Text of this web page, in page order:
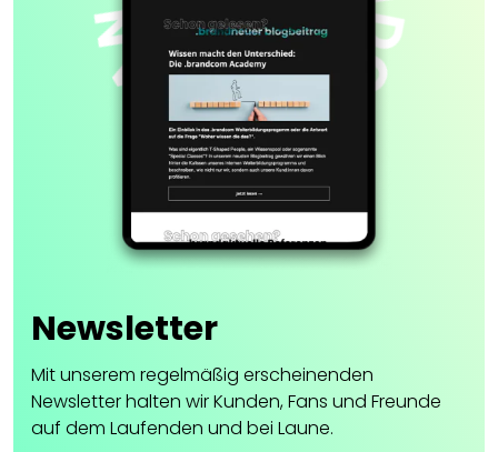
Newsletter
Mit unserem regelmäßig erscheinenden
Newsletter halten wir Kunden, Fans und Freunde
auf dem Laufenden und bei Laune.